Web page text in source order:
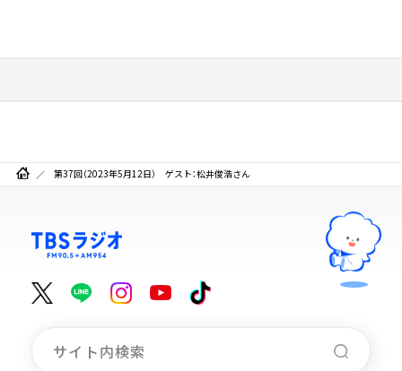
第37回（2023年5月12日） ゲスト：松井俊浩さん